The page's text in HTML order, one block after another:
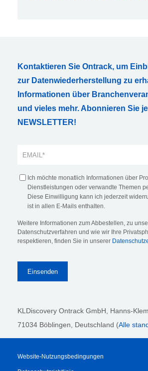
Kontaktieren Sie Ontrack, um
zur Datenwiederherstellung zu
Informationen über
und vieles mehr. Abonnieren Sie
NEWSLETTER!
Ich möchte monatlich Informationen über
Dienstleistungen oder verwandte Themen
Diese Einwilligung kann ich jederzeit
ist in allen E-Mails enthalten.
Weitere Informationen zum Abbestellen, zu
Datenschutzverfahren und wie wir Ihre
respektieren, finden Sie in unserer
KLDiscovery Ontrack GmbH, Hanns-
71034 Böblingen , Deutschland (Alle
Website-Nutzungsbedingungen